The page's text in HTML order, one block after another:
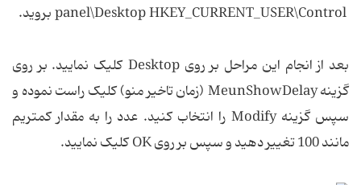
بعد از انجام این مراحل بر روی Desktop کلیک نمایید. بر روی
گزینه MeunShowDelay (زمان تاخیر منو) کلیک راست نموده و
سپس گزینه Modify را انتخاب کنید. عدد را به مقدار کمتریم
مانند 100 تغییر دهید و سپس بر روی OK کلیک نمایید.